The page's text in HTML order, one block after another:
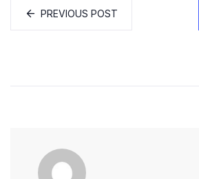
PREVIOUS POST